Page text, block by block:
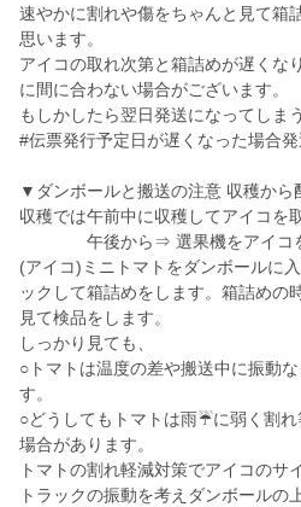
速やかに割れや傷をちゃんと見て箱
思います。
アイコの取れ次第と箱詰めが遅くな
に間に合わない場合がございます。
もしかしたら翌日発送になってしま
#伝票発行予定日が遅くなった場合
▼ダンボールと搬送の注意 収穫から
収穫では午前中に収穫してアイコを
午後から⇒ 選果機をアイコを
(アイコ)ミニトマトをダンボールに
ックして箱詰めをします。箱詰めの
見て検品をします。
しっかり見ても、
○トマトは温度の差や搬送中に振動
す。
○どうしてもトマトは雨☔に弱く割
場合があります。
トマトの割れ軽減対策でアイコのサ
トラックの振動を考えダンボール